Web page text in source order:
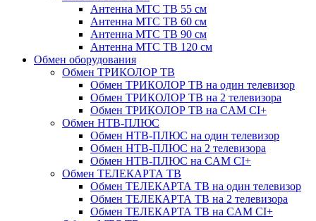
Антенна МТС ТВ 55 см
Антенна МТС ТВ 60 см
Антенна МТС ТВ 90 см
Антенна МТС ТВ 120 см
Обмен оборудования
Обмен ТРИКОЛОР ТВ
Обмен ТРИКОЛОР ТВ на один телевизор
Обмен ТРИКОЛОР ТВ на 2 телевизора
Обмен ТРИКОЛОР ТВ на CAM CI+
Обмен НТВ-ПЛЮС
Обмен НТВ-ПЛЮС на один телевизор
Обмен НТВ-ПЛЮС на 2 телевизора
Обмен НТВ-ПЛЮС на CAM CI+
Обмен ТЕЛЕКАРТА ТВ
Обмен ТЕЛЕКАРТА ТВ на один телевизор
Обмен ТЕЛЕКАРТА ТВ на 2 телевизора
Обмен ТЕЛЕКАРТА ТВ на CAM CI+